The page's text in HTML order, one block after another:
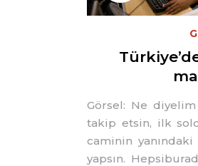
Görsel: Ne
takip etsin, ilk
caminin
yapsın.